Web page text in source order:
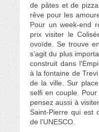
de pâtes et de
rêve pour les
Pour un week-end
prix visiter le
ovoïde. Se trouve
s’agit du plus
construit dans
à la fontaine de
de la ville. Sur
selfi en couple.
pensez aussi à
Saint-Pierre qui est
de l'UNESCO.